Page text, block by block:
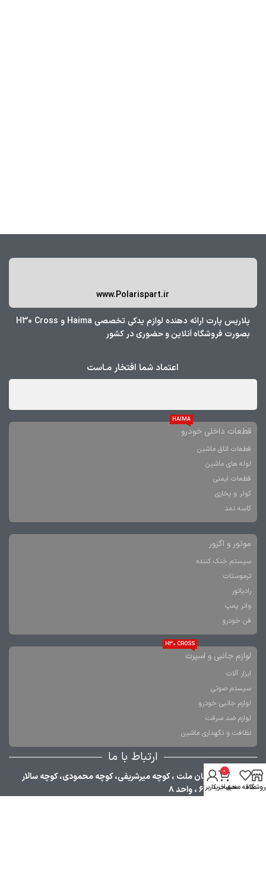
www.Polarispart.ir
پلاریس پارت ارائه دهنده لوازم یدکی تخصصی Haima و H30 Cross
بصورت فروشگاه آنلاین و حضوری در کشور
اعتماد شما افتخار مـاست
قطعات داخلی خودرو
HAIMA
قطعات اتاق ماشین
لوله های ماشین
قطعات ایمنی
کولر و بخاری
کاسه نمد
موتور و اگزور
سیستم خنک کننده
ترموستات
رادیاتور
واتر پمپ
فن خودرو
لوازم جانبی و اسپرت
H30 CROSS
ابزار آلات
سیستم صوتی
لوازم جانبی خودرو
لوازم ضد سرقت
نظافت و نگهداری ماشین
ارتباط با ما
تهران، خیابان ملت ، کوچه میرشریفی، کوچه محمودی، کوچه سالار
فاتح، پلاک ۶ ، واحد ۸علاقه مندی
0
سبد خرید
حساب کاربری من